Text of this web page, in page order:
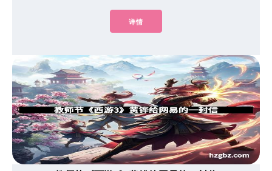
详情